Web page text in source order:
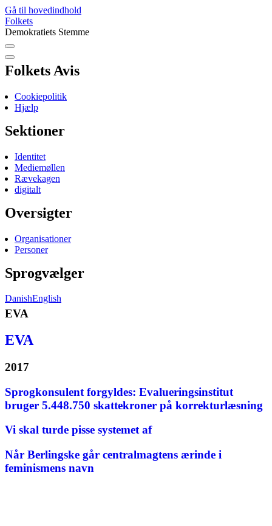
Gå til hovedindhold
Folkets
Demokratiets Stemme
Folkets Avis
Cookiepolitik
Hjælp
Sektioner
Identitet
Mediemøllen
Rævekagen
digitalt
Oversigter
Organisationer
Personer
Sprogvælger
DanishEnglish
EVA
EVA
2017
Sprogkonsulent forgyldes: Evalueringsinstitut
bruger 5.448.750 skattekroner på korrekturlæsning
Vi skal turde pisse systemet af
Når Berlingske går centralmagtens ærinde i
feminismens navn